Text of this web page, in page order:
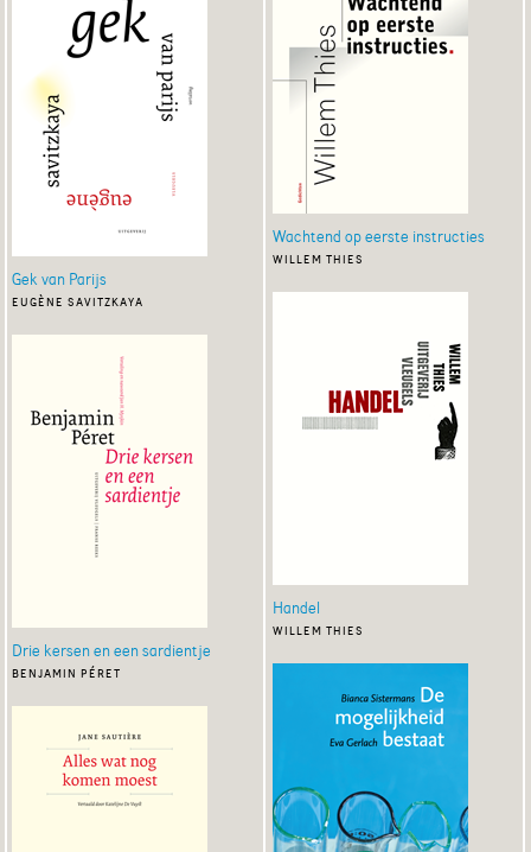
Gek van Parijs
eugène savitzkaya
Drie kersen en een sardientje
benjamin péret
Wachtend op eerste instructies
willem thies
Handel
willem thies